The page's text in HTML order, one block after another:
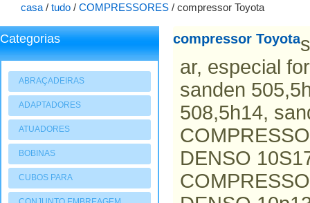
casa / tudo / COMPRESSORES / compressor Toyota
Categorias
ABRAÇADEIRAS
ADAPTADORES
ATUADORES
PNEUMATIOCOS
BOBINAS
CUBOS PARA
COMPRESSORES
compressor Toyota
ar, especial
sanden
508,5h14,
DENSO